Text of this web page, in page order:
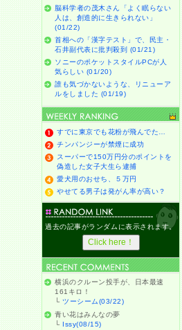
脳科学者の茂木さん「よく眠らない
人は、創造的に生きられない」
(01/22)
首相への「漢字テスト」で、民主・
石井副代表に批判殺到 (01/21)
ソニーのポケットスタイルPCが人
気らしい (01/20)
誰も気づかないような、リニューア
ルをしました (01/19)
すでに東京でも花粉が飛んでた…
チンパンジーが禁煙に成功
スーパーで150万円分のポイントを
偽造した女子大生ら逮捕
愛犬用のおせち、５万円
やせてる男子は発がん率が高い？
過去の記事がランダムに表示されます。
横浜のクルーン投手が、日本最速
161キロ！
└ツーシーム(03/22)
青い花はみんなの夢
└ Issy(08/15)